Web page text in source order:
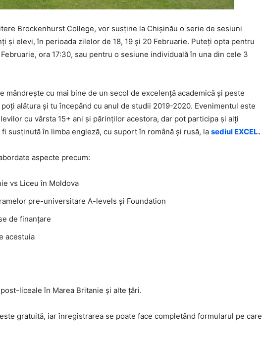
Brockenhurst College, vor susține la Chișinău o serie de sesiuni
și elevi, în perioada zilelor de 18, 19 și 20 Februarie. Puteți opta pentru
ora 17:30, sau pentru o sesiune individuală în una din cele 3
mândrește cu mai bine de un secol de excelență academică și peste
alătura și tu începând cu anul de studii 2019-2020. Evenimentul este
cu vârsta 15+ ani și părinților acestora, dar pot participa și alți
susținută în limba engleză, cu suport în română și rusă, la sediul EXCEL.
aspecte precum:
vs Liceu în Moldova
pre-universitare A-levels și Foundation
de finanțare
acestuia
liceale în Marea Britanie și alte țări.
gratuită, iar înregistrarea se poate face completând formularul pe care